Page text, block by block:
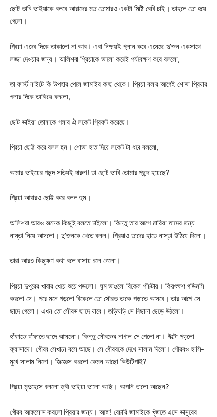
ছোট ভাবি ভাইয়াকে বলবে আরাদের মত তোমারও একটা মিষ্টি বেবি চাই। তাহলে তো হয়ে
গেলো।
প্রিয়া এদের দিকে তাকালো না আর। এরা নিশ্চয়ই প্লান করে এসেছে দু’জন একসাথে
লজ্জা দেওয়ার জন্য। আলিশবা প্রিয়াকে ভালো করেই পর্যবেক্ষণ করে বললো,
তা ফার্স্ট নাইটে কি উপহার পেলে জামাইর কাছ থেকে। প্রিয়া বলার আগেই শোভা প্রিয়ার
গলার দিকে তাকিয়ে বললো,
ছোট ভাইয়া তোমাকে গলার ঐ লকেট গ্রিফট করেছে।
প্রিয়া ছোট্ট করে বলল হুম। শোভা হাত দিয়ে লকেট টা ধরে বললো,
আমার ভাইয়ের পছন্দ সত্যিই দারুণ! তা ছোট ভাবি তোমার পছন্দ হয়েছে?
প্রিয়া আবারও ছোট্ট করে বলল হুম।
আলিশবা আরও অনেক কিছুই বলতে চাইলো। কিন্তু তার আগে মারিয়া তাদের জন্য
নাস্তা নিয়ে আসলো। দু’জনকে খেতে বলল। প্রিয়াও তাদের হাতে নাস্তা উঠিয়ে দিলো।
তারা আরও কিছুক্ষণ কথা বলে বাসায় চলে গেলো।
প্রিয়া দুপুরের খাবার খেয়ে শুয়ে পড়লো। ঘুম ভাঙলো বিকেল পাঁচটায়। কিয়ৎক্ষণ গড়িমসি
করলো সে। পরে মনে পড়লো বিকেলে তো সৌরভ তাকে পড়াতে আসবে। তার আগে সে
ছাদে গেলো। এখন তো সৌরভ ছাদে যাবে। তড়িঘড়ি সে বিছানা ছেড়ে উঠলো।
হাঁফাতে হাঁফাতে ছাদে আসলো। কিন্তু সৌরভের নাগাল সে পেলো না। উল্টো পড়লো
ফ্যাসাদে। গৌরব সেখানে বসে আছে। সে গৌরবকে দেখে সালাম দিলো। গৌরবও হাসি-
মুখে সালাম নিলো। জিজ্ঞেস করলো কেমন আছো কিউটিপাই?
প্রিয়া মৃদুহেসে বললো জ্বী ভাইয়া ভালো আছি। আপনি ভালো আছেন?
গৌরব আফসোস করলো প্রিয়ার জন্য। আহা! বেচারি জামাইকে খুঁজতে এসে ভাসুরের